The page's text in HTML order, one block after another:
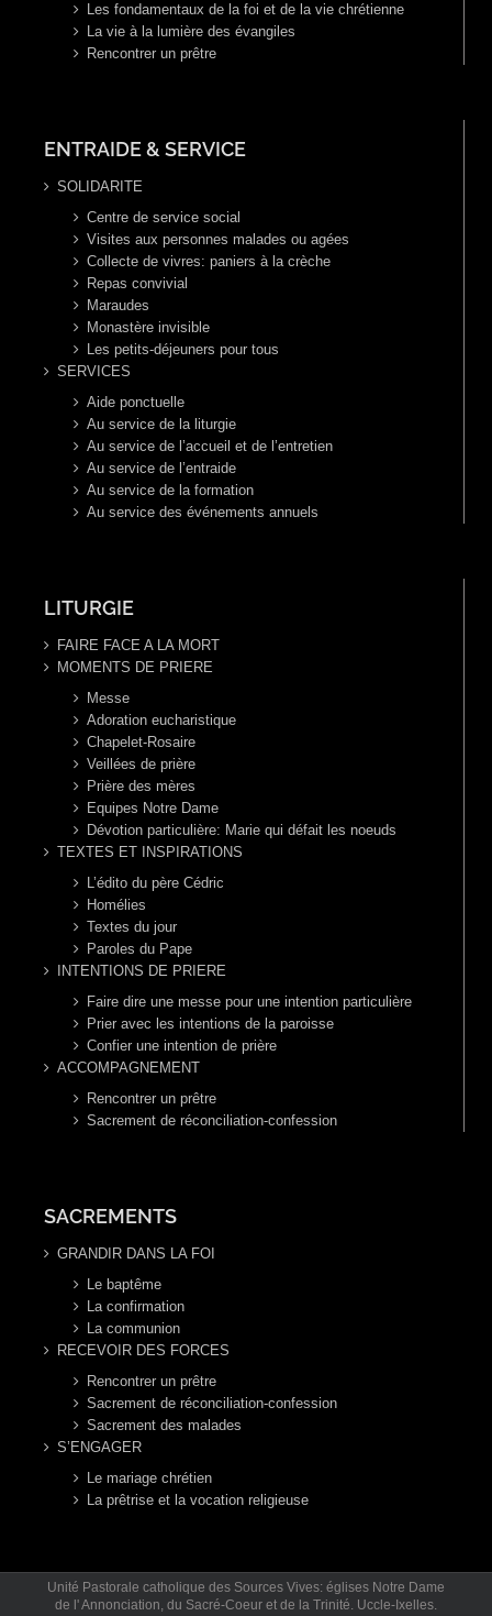
Les fondamentaux de la foi et de la vie chrétienne
La vie à la lumière des évangiles
Rencontrer un prêtre
ENTRAIDE & SERVICE
SOLIDARITE
Centre de service social
Visites aux personnes malades ou agées
Collecte de vivres: paniers à la crèche
Repas convivial
Maraudes
Monastère invisible
Les petits-déjeuners pour tous
SERVICES
Aide ponctuelle
Au service de la liturgie
Au service de l’accueil et de l’entretien
Au service de l’entraide
Au service de la formation
Au service des événements annuels
LITURGIE
FAIRE FACE A LA MORT
MOMENTS DE PRIERE
Messe
Adoration eucharistique
Chapelet-Rosaire
Veillées de prière
Prière des mères
Equipes Notre Dame
Dévotion particulière: Marie qui défait les noeuds
TEXTES ET INSPIRATIONS
L’édito du père Cédric
Homélies
Textes du jour
Paroles du Pape
INTENTIONS DE PRIERE
Faire dire une messe pour une intention particulière
Prier avec les intentions de la paroisse
Confier une intention de prière
ACCOMPAGNEMENT
Rencontrer un prêtre
Sacrement de réconciliation-confession
SACREMENTS
GRANDIR DANS LA FOI
Le baptême
La confirmation
La communion
RECEVOIR DES FORCES
Rencontrer un prêtre
Sacrement de réconciliation-confession
Sacrement des malades
S’ENGAGER
Le mariage chrétien
La prêtrise et la vocation religieuse
Unité Pastorale catholique des Sources Vives: églises Notre Dame
de l' Annonciation, du Sacré-Coeur et de la Trinité. Uccle-Ixelles.